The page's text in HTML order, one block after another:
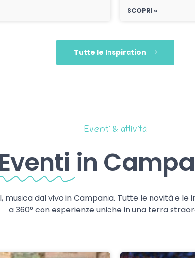
SCOPRI »
Tutte le Inspiration
Eventi & attività
Eventi in
musica dal vivo in Campania. Tutte le novità e le
a 360° con esperienze uniche in una terra